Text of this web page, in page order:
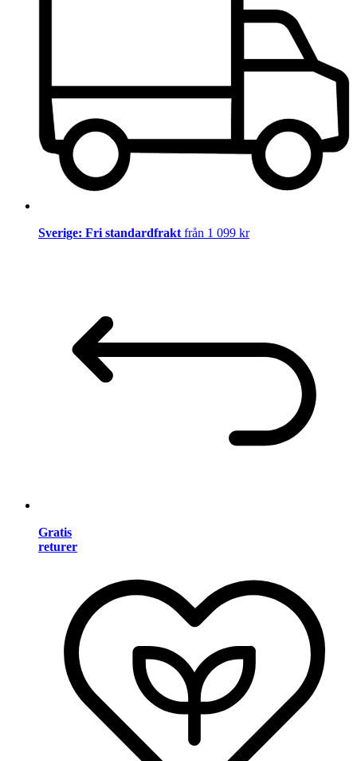
Sverige: Fri standardfrakt från 1 099 kr
Gratis
returer